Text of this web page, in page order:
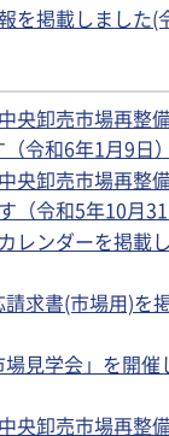
を掲載しました(
央卸売市場再整
令和6年1月9日）
央卸売市場再整
（令和5年10月31
レンダーを掲載
求書(市場用)を
場見学会」を開
央卸売市場再整